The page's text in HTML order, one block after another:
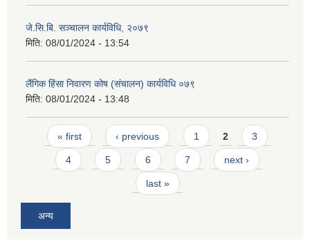
जे.सि.बि. सञ्चालन कार्यविधि, २०७९
मिति: 08/01/2024 - 13:54
लैंगिक हिंसा निवारण कोष (संचालन) कार्यविधि ०७९
मिति: 08/01/2024 - 13:48
Pages
« first ‹ previous 1 2 3
4 5 6 7 next ›
last »
अन्य